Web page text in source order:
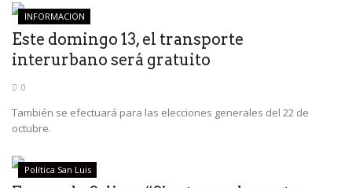
INFORMACION
Este domingo 13, el transporte
interurbano será gratuito
0
También se efectuará para las elecciones generales del 22 de
octubre.
Política San Luis